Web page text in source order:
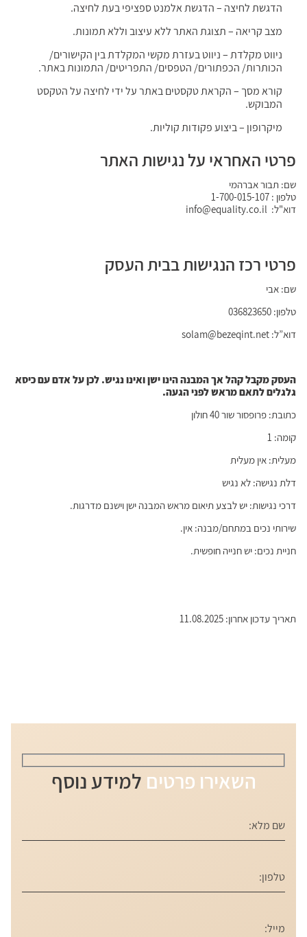
הדגשת לחיצה – הדגשת אלמנט ספציפי בעת לחיצה.
מצב קריאה – תצוגת האתר ללא עיצוב וללא תמונות.
ניווט מקלדת – ניווט בעזרת מקשי המקלדת בין הקישורים/
הכותרות/ הכפתורים/ הטפסים/ התפריטים/ התמונות באתר.
קורא מסך – הקראת טקסטים באתר על ידי לחיצה על הטקסט
המבוקש.
מיקרופון – ביצוע פקודות קוליות.
פרטי האחראי על נגישות האתר
שם: תבור אברהמי
טלפון : 1-700-015-107
דוא"ל: info@equality.co.il
פרטי רכז הנגישות בבית העסק
שם: אבי
טלפון: 036823650
דוא”ל: solam@bezeqint.net
העסק מקבל קהל אך המבנה הינו ישן ואינו נגיש. לכן על אדם עם כיסא
גלגלים לתאם מראש לפני הגעה.
כתובת: פרופסור שור 40 חולון
קומה: 1
מעלית: אין מעלית
דלת נגישה: לא נגיש
דרכי נגישות: יש לבצע תיאום מראש המבנה ישן וישנם מדרגות.
שירותי נכים במתחם/מבנה: אין.
חניית נכים: יש חנייה חופשית.
תאריך עדכון אחרון: 11.08.2025
השאירו פרטים למידע נוסף